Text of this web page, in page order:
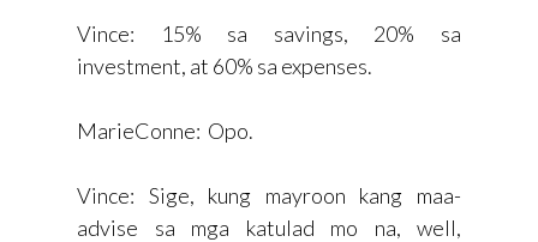
Vince: 15% sa savings, 20% sa
investment, at 60% sa expenses.
MarieConne: Opo.
Vince: Sige, kung mayroon kang maa-
advise sa mga katulad mo na, well,